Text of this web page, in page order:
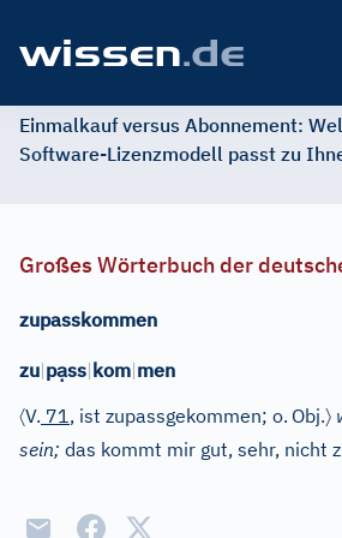
Einmalkauf versus Abonnement:
Software-Lizenzmodell passt zu
Großes Wörterbuch der
zupasskommen
zu|pạss|kom|men
〈V. 71, ist zupassgekommen; o. Obj.〉
sein; das kommt mir gut, sehr, nicht